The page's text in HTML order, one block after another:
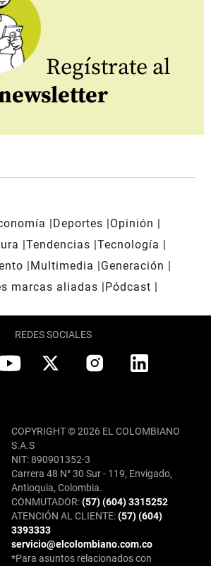
Regístrate al
Deportes
Opinión
Tendencias Tecnología
Multimedia
Generación
marcas aliadas
Pódcast
REDES SOCIALES
COPYRIGHT © 2026 EL COLOMBIANO
S.A.S
NIT: 890901352-3
Carrera 48 N° 30 Sur - 119, Envigado,
Antioquia, Colombia.
CONMUTADOR:(57) (604) 3315252
ATENCIÓN AL CLIENTE:(57) (604)
3393333
servicio@elcolombiano.com.co
*Para asuntos relacionados con